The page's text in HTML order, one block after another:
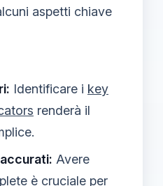
aspetti chiave
Identificare i key
renderà il
Avere
è cruciale per